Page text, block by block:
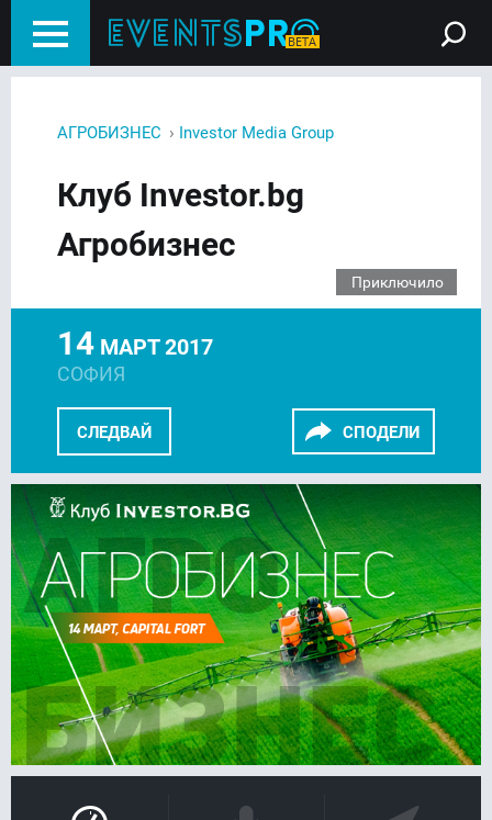
АГРОБИЗНЕС › Investor Media Group
Клуб Investor.bg
Агробизнес
Приключило
СЛЕДВАЙ СПОДЕЛИ
14 МАРТ 2017
СОФИЯ
LINKEDIN